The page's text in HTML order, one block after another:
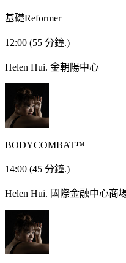
基礎Reformer
12:00 (55 分鐘.)
Helen Hui. 金朝陽中心
BODYCOMBAT™
14:00 (45 分鐘.)
Helen Hui. 國際金融中心商